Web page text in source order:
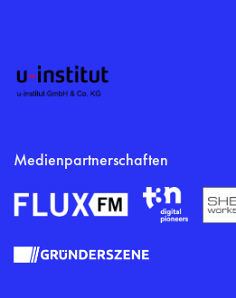
Medienpartnerschaften